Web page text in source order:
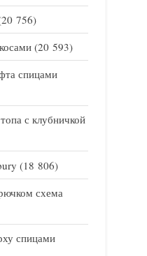
756)
(20 593)
спицами
с клубничкой
(18 806)
схема
спицами